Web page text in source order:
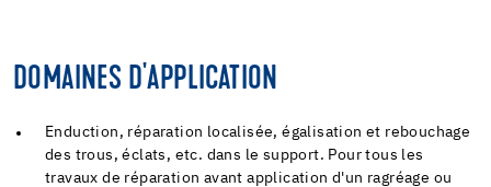
DOMAINES D'APPLICATION
Enduction, réparation localisée, égalisation et rebouchage
des trous, éclats, etc. dans le support. Pour tous les
travaux de réparation avant application d'un ragréage ou